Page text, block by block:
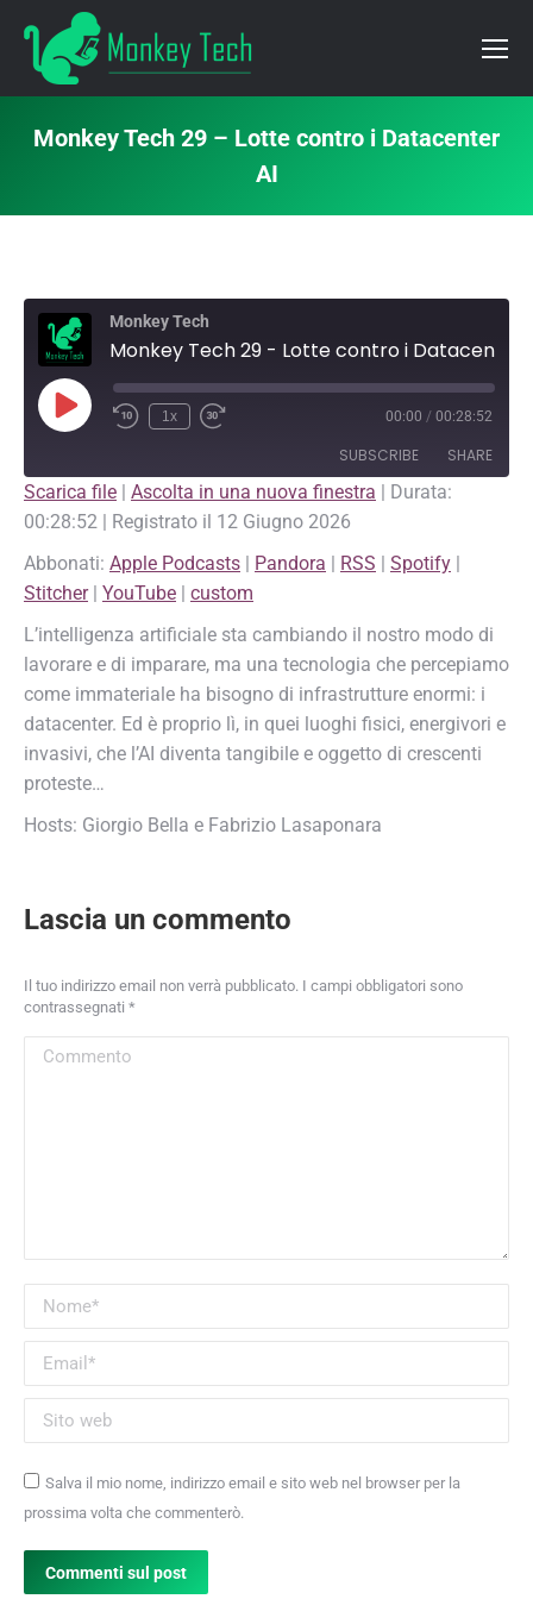
Monkey Tech 29 – Lotte contro i Datacenter
AI
Monkey Tech
Play
Episode
1x 00:00 / 00:28:52
SUBSCRIBE SHARE
Apple Podcasts Pandora
RSS Spotify
Stitcher
custom
RSS FEED
SHARE
LINK
EMBED
Scarica file | Ascolta in una nuova finestra | Durata:
00:28:52 | Registrato il 12 Giugno 2026
Abbonati: Apple Podcasts | Pandora | RSS | Spotify |
Stitcher| YouTube | custom
L’intelligenza artificiale sta cambiando il nostro modo di
lavorare e di imparare, ma una tecnologia che percepiamo
come immateriale ha bisogno di infrastrutture enormi: i
datacenter. Ed è proprio lì, in quei luoghi fisici, energivori e
invasivi, che l’AI diventa tangibile e oggetto di crescenti
proteste…
Hosts: Giorgio Bella e Fabrizio Lasaponara
Lascia un commento
Il tuo indirizzo email non verrà pubblicato. I campi obbligatori sono
contrassegnati *
Commento
Nome *
Email *
Sito web
Salva il mio nome, indirizzo email e sito web nel browser per la
prossima volta che commenterò.
Commenti sul post